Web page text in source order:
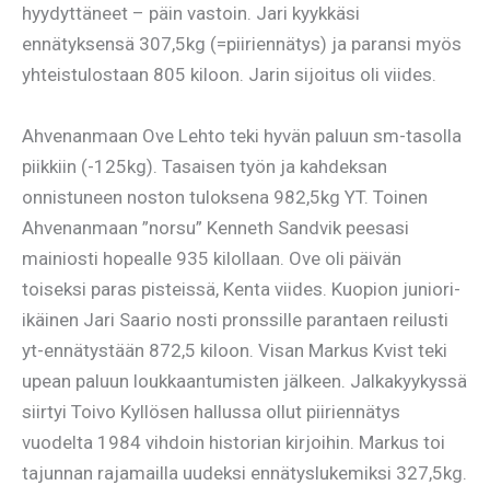
hyydyttäneet – päin vastoin. Jari kyykkäsi
ennätyksensä 307,5kg (=piiriennätys) ja paransi myös
yhteistulostaan 805 kiloon. Jarin sijoitus oli viides.
Ahvenanmaan Ove Lehto teki hyvän paluun sm-tasolla
piikkiin (-125kg). Tasaisen työn ja kahdeksan
onnistuneen noston tuloksena 982,5kg YT. Toinen
Ahvenanmaan ”norsu” Kenneth Sandvik peesasi
mainiosti hopealle 935 kilollaan. Ove oli päivän
toiseksi paras pisteissä, Kenta viides. Kuopion juniori-
ikäinen Jari Saario nosti pronssille parantaen reilusti
yt-ennätystään 872,5 kiloon. Visan Markus Kvist teki
upean paluun loukkaantumisten jälkeen. Jalkakyykyssä
siirtyi Toivo Kyllösen hallussa ollut piiriennätys
vuodelta 1984 vihdoin historian kirjoihin. Markus toi
tajunnan rajamailla uudeksi ennätyslukemiksi 327,5kg.